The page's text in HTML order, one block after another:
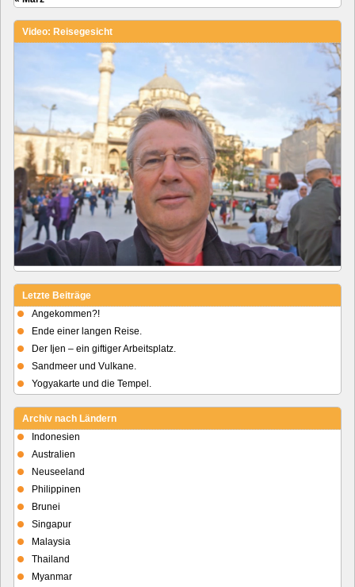
Video: Reisegesicht
Letzte Beiträge
Angekommen?!
Ende einer langen Reise.
Der Ijen – ein giftiger Arbeitsplatz.
Sandmeer und Vulkane.
Yogyakarte und die Tempel.
Archiv nach Ländern
Indonesien
Australien
Neuseeland
Philippinen
Brunei
Singapur
Malaysia
Thailand
Myanmar